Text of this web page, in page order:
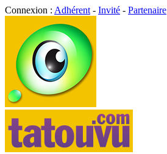
Connexion : Adhérent - Invité - Partenaire